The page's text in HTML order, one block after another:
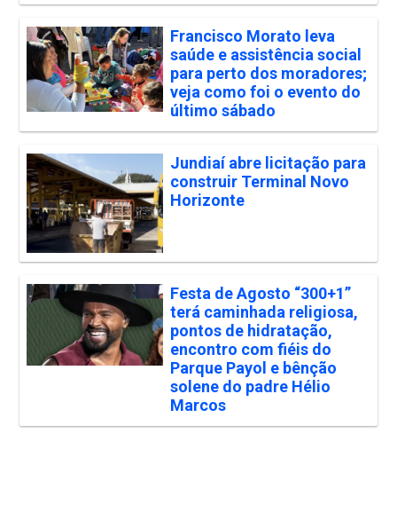
Francisco Morato leva
saúde e assistência social
para perto dos moradores;
veja como foi o evento do
último sábado
Jundiaí abre licitação para
construir Terminal Novo
Horizonte
Festa de Agosto “300+1”
terá caminhada religiosa,
pontos de hidratação,
encontro com fiéis do
Parque Payol e bênção
solene do padre Hélio
Marcos